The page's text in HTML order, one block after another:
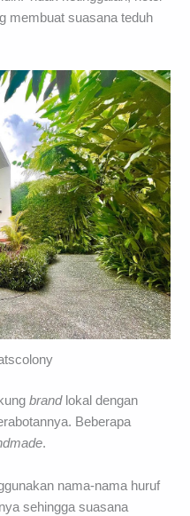
membuat suasana teduh
brandlokal dengan
Beberapa
.
nama-nama huruf
sehingga suasana